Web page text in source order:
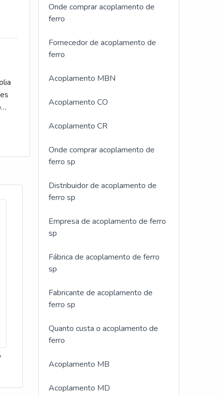
e
ou
é
Onde comprar acoplamento de
ferro
Fornecedor de acoplamento de
ferro
Acoplamento MBN
Acoplamento CO
Acoplamento CR
Onde comprar acoplamento de
ferro sp
Distribuidor de acoplamento de
ferro sp
Empresa de acoplamento de ferro
sp
Fábrica de acoplamento de ferro
sp
Fabricante de acoplamento de
ferro sp
Quanto custa o acoplamento de
ferro
Acoplamento MB
Acoplamento MD